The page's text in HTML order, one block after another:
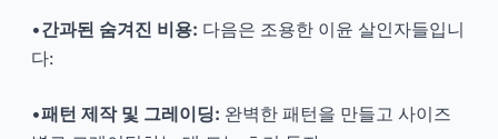
•간과된 숨겨진 비용: 다음은 조용한 이윤 살인자들입니
다:
•패턴 제작 및 그레이딩: 완벽한 패턴을 만들고 사이즈